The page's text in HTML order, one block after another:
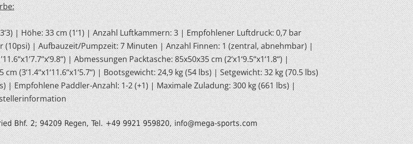
| Höhe: 33 cm (1‘1) | Anzahl Luftkammern: 3 | Empfohlener Luftdruck: 0,7 bar
(10psi) | Aufbauzeit/Pumpzeit: 7 Minuten | Anzahl Finnen: 1 (zentral, abnehmbar) |
| Abmessungen Packtasche: 85x50x35 cm (2‘x1‘9.5‘‘x1‘1.8‘‘) |
(3‘1.4‘‘x1‘11.6‘‘x1‘5.7‘‘) | Bootsgewicht: 24,9 kg (54 lbs) | Setgewicht: 32 kg (70.5 lbs)
| Empfohlene Paddler-Anzahl: 1-2 (+1) | Maximale Zuladung: 300 kg (661 lbs) |
Bhf. 2; 94209 Regen, Tel. +49 9921 959820, info@mega-sports.com